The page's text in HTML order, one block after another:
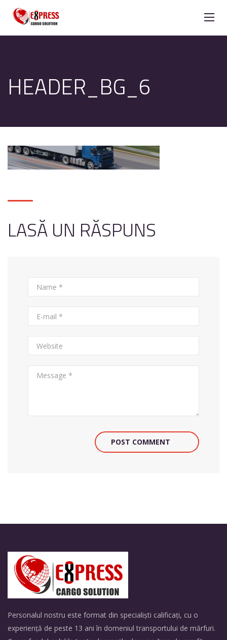
HEADER_BG_6
LASĂ UN RĂSPUNS
POST COMMENT
Personalul nostru este format din specialiști calificați, cu o
experiență de peste 13 ani în domeniul transportului de mărfuri.